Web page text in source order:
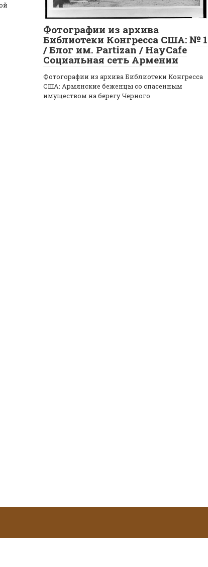
Фотографии из архива
Библиотеки Конгресса США: № 1
/ Блог им. Partizan / HayCafe
Социальная сеть Армении
Фотогорафии из архива Библиотеки Конгресса
США: Армянские беженцы со спасенным
имуществом на берегу Черного